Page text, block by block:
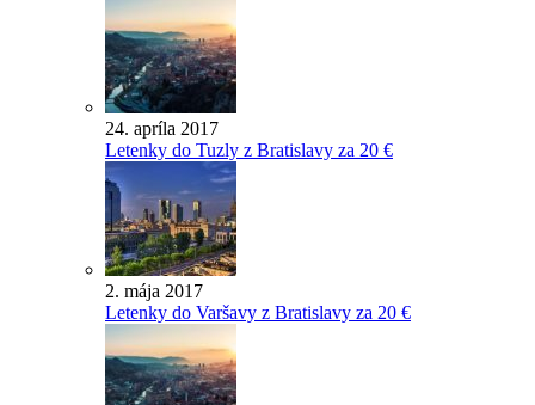
24. apríla 2017
Letenky do Tuzly z Bratislavy za 20 €
2. mája 2017
Letenky do Varšavy z Bratislavy za 20 €